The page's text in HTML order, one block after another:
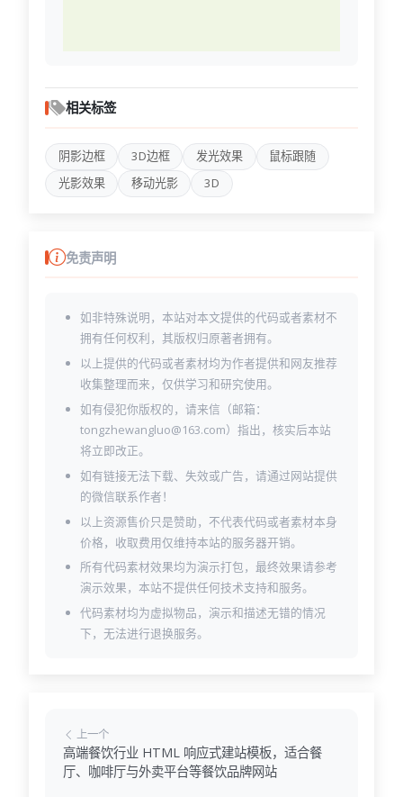
相关标签
阴影边框 3D边框 发光效果
鼠标跟随
光影效果
移动光影 3D
免责声明
如非特殊说明，本站对本文提供的代码或者素材不
拥有任何权利，其版权归原著者拥有。
以上提供的代码或者素材均为作者提供和网友推荐
收集整理而来，仅供学习和研究使用。
如有侵犯你版权的，请来信（邮箱：
tongzhewangluo@163.com）指出，核实后本站
将立即改正。
如有链接无法下载、失效或广告，请通过网站提供
的微信联系作者！
以上资源售价只是赞助，不代表代码或者素材本身
价格，收取费用仅维持本站的服务器开销。
所有代码素材效果均为演示打包，最终效果请参考
演示效果，本站不提供任何技术支持和服务。
代码素材均为虚拟物品，演示和描述无错的情况
下，无法进行退换服务。
上一个
高端餐饮行业 HTML 响应式建站模板，适合餐
厅、咖啡厅与外卖平台等餐饮品牌网站